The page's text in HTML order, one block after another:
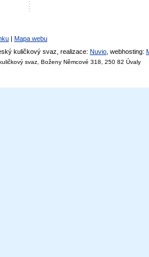
| Mapa webu
kuličkový svaz, realizace: Nuvio , webhosting:
svaz, Boženy Němcové 318, 250 82 Úvaly